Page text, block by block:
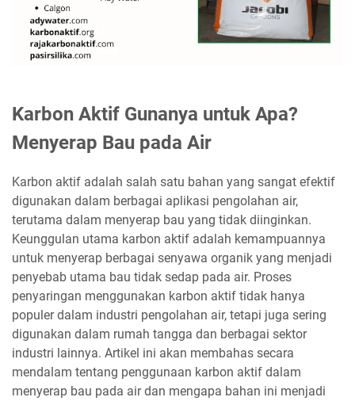
Karbon Aktif Gunanya untuk Apa?
Menyerap Bau pada Air
Karbon aktif adalah salah satu bahan yang sangat efektif
digunakan dalam berbagai aplikasi pengolahan air,
terutama dalam menyerap bau yang tidak diinginkan.
Keunggulan utama karbon aktif adalah kemampuannya
untuk menyerap berbagai senyawa organik yang menjadi
penyebab utama bau tidak sedap pada air. Proses
penyaringan menggunakan karbon aktif tidak hanya
populer dalam industri pengolahan air, tetapi juga sering
digunakan dalam rumah tangga dan berbagai sektor
industri lainnya. Artikel ini akan membahas secara
mendalam tentang penggunaan karbon aktif dalam
menyerap bau pada air dan mengapa bahan ini menjadi